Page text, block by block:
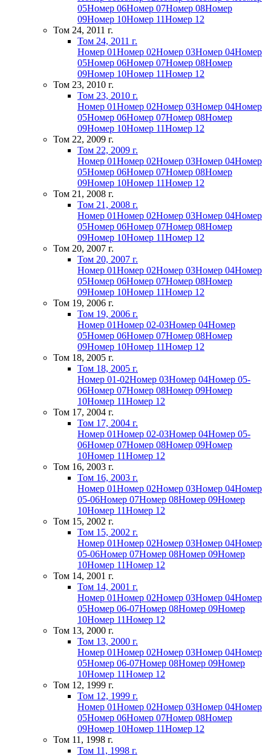
05Номер 06Номер 07Номер 08Номер
09Номер 10Номер 11Номер 12
Том 24, 2011 г.
Том 24, 2011 г.
Номер 01Номер 02Номер 03Номер 04Номер
05Номер 06Номер 07Номер 08Номер
09Номер 10Номер 11Номер 12
Том 23, 2010 г.
Том 23, 2010 г.
Номер 01Номер 02Номер 03Номер 04Номер
05Номер 06Номер 07Номер 08Номер
09Номер 10Номер 11Номер 12
Том 22, 2009 г.
Том 22, 2009 г.
Номер 01Номер 02Номер 03Номер 04Номер
05Номер 06Номер 07Номер 08Номер
09Номер 10Номер 11Номер 12
Том 21, 2008 г.
Том 21, 2008 г.
Номер 01Номер 02Номер 03Номер 04Номер
05Номер 06Номер 07Номер 08Номер
09Номер 10Номер 11Номер 12
Том 20, 2007 г.
Том 20, 2007 г.
Номер 01Номер 02Номер 03Номер 04Номер
05Номер 06Номер 07Номер 08Номер
09Номер 10Номер 11Номер 12
Том 19, 2006 г.
Том 19, 2006 г.
Номер 01Номер 02-03Номер 04Номер
05Номер 06Номер 07Номер 08Номер
09Номер 10Номер 11Номер 12
Том 18, 2005 г.
Том 18, 2005 г.
Номер 01-02Номер 03Номер 04Номер 05-
06Номер 07Номер 08Номер 09Номер
10Номер 11Номер 12
Том 17, 2004 г.
Том 17, 2004 г.
Номер 01Номер 02-03Номер 04Номер 05-
06Номер 07Номер 08Номер 09Номер
10Номер 11Номер 12
Том 16, 2003 г.
Том 16, 2003 г.
Номер 01Номер 02Номер 03Номер 04Номер
05-06Номер 07Номер 08Номер 09Номер
10Номер 11Номер 12
Том 15, 2002 г.
Том 15, 2002 г.
Номер 01Номер 02Номер 03Номер 04Номер
05-06Номер 07Номер 08Номер 09Номер
10Номер 11Номер 12
Том 14, 2001 г.
Том 14, 2001 г.
Номер 01Номер 02Номер 03Номер 04Номер
05Номер 06-07Номер 08Номер 09Номер
10Номер 11Номер 12
Том 13, 2000 г.
Том 13, 2000 г.
Номер 01Номер 02Номер 03Номер 04Номер
05Номер 06-07Номер 08Номер 09Номер
10Номер 11Номер 12
Том 12, 1999 г.
Том 12, 1999 г.
Номер 01Номер 02Номер 03Номер 04Номер
05Номер 06Номер 07Номер 08Номер
09Номер 10Номер 11Номер 12
Том 11, 1998 г.
Том 11, 1998 г.